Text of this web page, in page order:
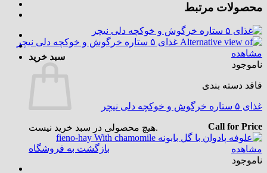
سبد خرید
هیچ محصولی در سبد خرید نیست.
بازگشت به فروشگاه
محصولات مرتبط
مشاهده
ناموجود
فاقد دسته بندی
غذای ۵ ستاره خرگوش و خوکچه دلی نیچر
Call for Price
مشاهده
ناموجود